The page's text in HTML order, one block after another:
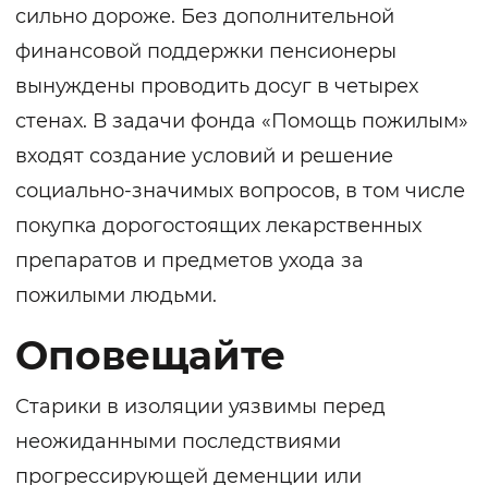
сильно дороже. Без дополнительной
финансовой поддержки пенсионеры
вынуждены проводить досуг в четырех
стенах. В задачи фонда «Помощь пожилым»
входят создание условий и решение
социально-значимых вопросов, в том числе
покупка дорогостоящих лекарственных
препаратов и предметов ухода за
пожилыми людьми.
Оповещайте
Старики в изоляции уязвимы перед
неожиданными последствиями
прогрессирующей деменции или